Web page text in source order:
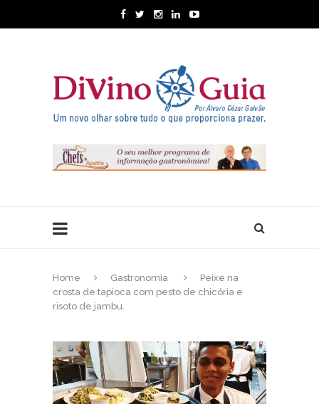
Home Gastronomia
Peixe na
crosta de tapioca com pesto de chicória e
risoto de jambu.